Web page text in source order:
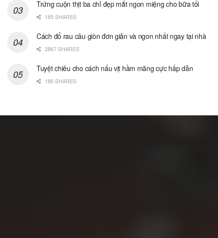
Trứng cuộn thịt ba chỉ đẹp mắt ngon miệng cho bữa tối
185 SHARES
Cách đổ rau câu giòn đơn giản và ngon nhất ngay tại nhà
2867 SHARES
Tuyệt chiêu cho cách nấu vịt hầm măng cực hấp dẫn
186 SHARES